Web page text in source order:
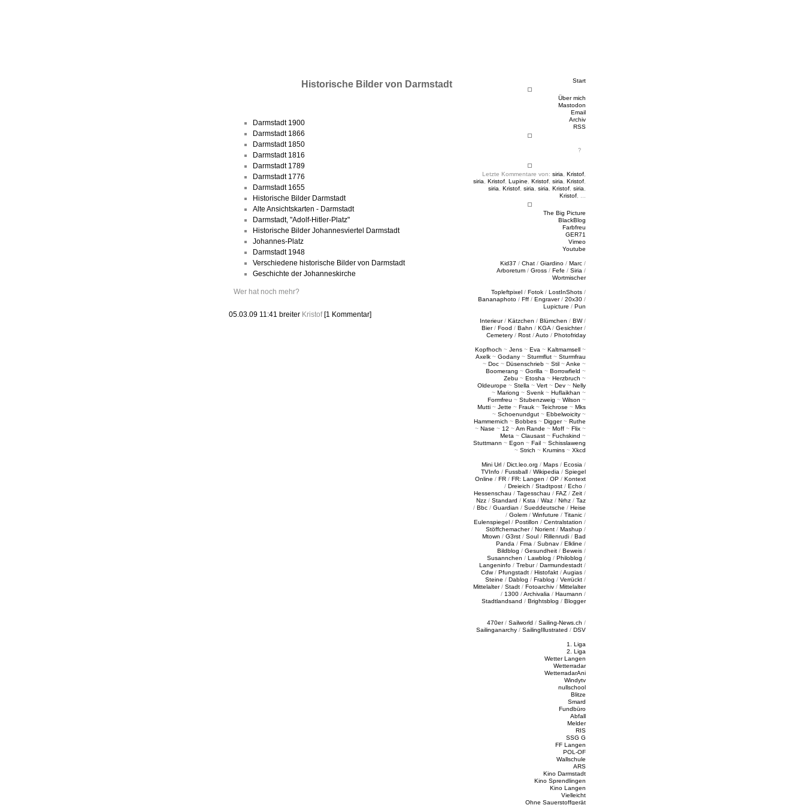
Start
Über mich
Mastodon
Email
Archiv
RSS
Letzte Kommentare von: siria Kristof
siria
Kristof Lupine Kristof siria Kristof
siria
Kristof siria siria Kristof siria
Kristof
The Big Picture
BlackBlog
Farbfreu
GER71
Vimeo
Youtube
Kid37 / Chat / Giardino / Marc /
Arboretum / Gross / Fefe / Siria /
Wortmischer
Topleftpixel / Fotok / LostInShots /
Bananaphoto / Fff / Engraver/ 20x30 /
Lupicture / Pun
Interieur/ Kätzchen / Blümchen / BW/
Bier/ Food / Bahn / KGA / Gesichter/
Cemetery / Rost /Auto / Photofriday
Kopfhoch ~ Jens ~ Eva ~ Kaltmamsell ~
Axelk ~ Godany ~ Sturmflut ~ Sturmfrau
~ Doc ~ Düsenschrieb ~ Stil ~Anke ~
Boomerang ~ Gorilla ~ Borrowfield ~
Zebu ~ Etosha ~ Herzbruch ~
Oldeurope ~ Stella ~ Vert ~ Dev ~ Nelly
~ Mariong ~ Svenk ~ Huflaikhan ~
Formfreu ~ Stubenzweig ~ Wilson ~
Mutti ~ Jette ~ Frauk ~ Teichrose ~ Mks
~ Schoenundgut ~ Ebbelwoicity ~
Hammernich ~ Bobbes ~ Digger~ Ruthe
~ Nase ~ 12 ~Am Rande ~ Moff ~ Flix ~
Meta ~ Clausast ~ Fuchskind ~
Stuttmann ~ Egon ~ Fail ~ Schisslaweng
~ Strich ~ Krumins ~ Xkcd
Mini Url / Dict.leo.org / Maps / Ecosia /
TVInfo / Fussball / Wikipedia / Spiegel
Online / FR / FR: Langen / OP / Kontext
/ Dreieich / Stadtpost / Echo /
Hessenschau / Tagesschau / FAZ / Zeit /
Nzz / Standard / Ksta / Waz / Nrhz / Taz
/ Bbc / Guardian / Sueddeutsche / Heise
/ Golem / Winfuture / Titanic /
Eulenspiegel / Postillon / Centralstation /
Stöffchemacher/ Norient / Mashup /
Mtown / G3rst / Soul / Rillenrudi / Bad
Panda / Fma / Subnav / Elkline /
Bildblog / Gesundheit / Beweis /
Susannchen / Lawblog / Philoblog /
Langeninfo / Trebur/ Darmundestadt /
Cdw/ Pfungstadt / Histofakt /Augias /
Steine / Dablog / Frablog / Verrückt /
Mittelalter/ Stadt / Fotoarchiv / Mittelalter
/ 1300 /Archivalia / Haumann /
Stadtlandsand / Brightsblog / Blogger
470er/ Sailworld / Sailing-News.ch /
Sailinganarchy / SailingIllustrated / DSV
1. Liga
2. Liga
Wetter Langen
Wetterradar
WetterradarAni
Windytv
nullschool
Blitze
Smard
Fundbüro
Abfall
Melder
RIS
SSG G
FF Langen
POL-OF
Wallschule
ARS
Kino Darmstadt
Kino Sprendlingen
Kino Langen
Vielleicht
Ohne Sauerstoffgerät
Historische Bilder von Darmstadt
Darmstadt 1900
Darmstadt 1866
Darmstadt 1850
Darmstadt 1816
Darmstadt 1789
Darmstadt 1776
Darmstadt 1655
Historische Bilder Darmstadt
Alte Ansichtskarten - Darmstadt
Darmstadt, "Adolf-Hitler-Platz"
Historische Bilder Johannesviertel Darmstadt
Johannes-Platz
Darmstadt 1948
Verschiedene historische Bilder von Darmstadt
Geschichte der Johanneskirche
Wer hat noch mehr?
05.03.09 11:41 breiter Kristof [1 Kommentar]